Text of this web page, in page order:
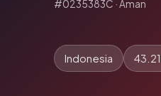
#0235383C · Aman
Indonesia